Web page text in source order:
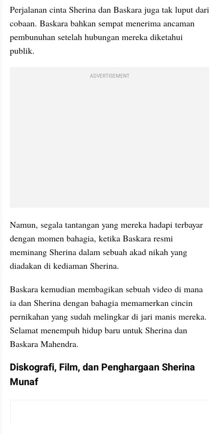
Perjalanan cinta Sherina dan Baskara juga tak luput dari
cobaan. Baskara bahkan sempat menerima ancaman
pembunuhan setelah hubungan mereka diketahui
publik.
ADVERTISEMENT
Namun, segala tantangan yang mereka hadapi terbayar
dengan momen bahagia, ketika Baskara resmi
meminang Sherina dalam sebuah akad nikah yang
diadakan di kediaman Sherina.
Baskara kemudian membagikan sebuah video di mana
ia dan Sherina dengan bahagia memamerkan cincin
pernikahan yang sudah melingkar di jari manis mereka.
Selamat menempuh hidup baru untuk Sherina dan
Baskara Mahendra.
Diskografi, Film, dan Penghargaan Sherina
Munaf